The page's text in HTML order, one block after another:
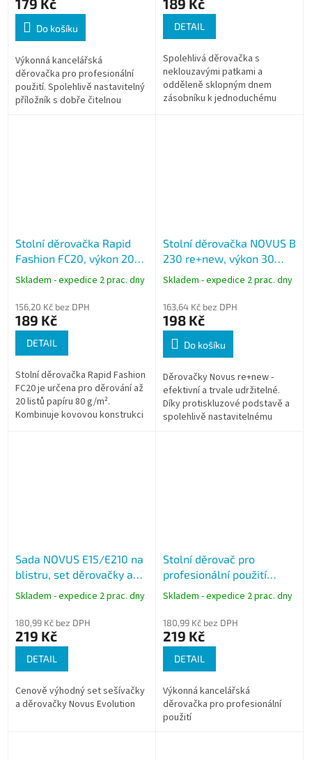
179 Kč
Do košíku
Výkonná kancelářská
děrovačka pro profesionální
použití. Spolehlivě nastavitelný
příložník s dobře čitelnou
189 Kč
DETAIL
Spolehlivá děrovačka s
neklouzavými patkami a
odděleně sklopným dnem
zásobníku k jednoduchému
Stolní děrovačka Rapid
Fashion FC20, výkon 20
listů
Skladem - expedice 2 prac. dny
156,20 Kč bez DPH
189 Kč
DETAIL
Stolní děrovačka Rapid Fashion
FC20 je určena pro děrování až
20 listů papíru 80 g/m².
Kombinuje kovovou konstrukci
Stolní děrovačka NOVUS B
230 re+new, výkon 30
listů, černá Eco
Skladem - expedice 2 prac. dny
163,64 Kč bez DPH
198 Kč
Do košíku
Děrovačky Novus re+new -
efektivní a trvale udržitelné.
Díky protiskluzové podstavě a
spolehlivě nastavitelnému
Sada NOVUS E15/E210 na
blistru, set děrovačky a
sešívačky
Skladem - expedice 2 prac. dny
180,99 Kč bez DPH
219 Kč
DETAIL
Cenově výhodný set sešívačky
a děrovačky Novus Evolution
Stolní děrovač pro
profesionální použití
NOVUS B 230, výkon 30
Skladem - expedice 2 prac. dny
180,99 Kč bez DPH
219 Kč
DETAIL
Výkonná kancelářská
děrovačka pro profesionální
použití